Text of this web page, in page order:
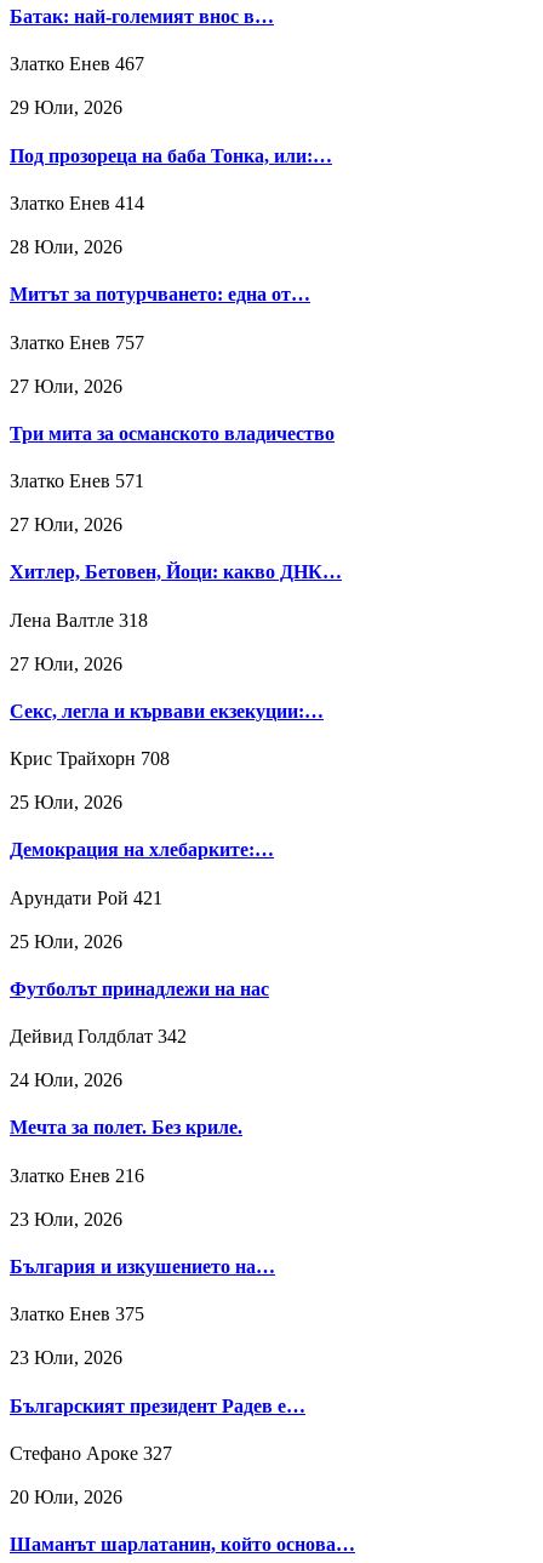
Батак: най-големият внос в…
Златко Енев 467
29 Юли, 2026
Под прозореца на баба Тонка, или:…
Златко Енев 414
28 Юли, 2026
Митът за потурчването: една от…
Златко Енев 757
27 Юли, 2026
Три мита за османското владичество
Златко Енев 571
27 Юли, 2026
Хитлер, Бетовен, Йоци: какво ДНК…
Лена Валтле 318
27 Юли, 2026
Секс, легла и кървави екзекуции:…
Крис Трайхорн 708
25 Юли, 2026
Демокрация на хлебарките:…
Арундати Рой 421
25 Юли, 2026
Футболът принадлежи на нас
Дейвид Голдблат 342
24 Юли, 2026
Мечта за полет. Без криле.
Златко Енев 216
23 Юли, 2026
България и изкушението на…
Златко Енев 375
23 Юли, 2026
Българският президент Радев е…
Стефано Ароке 327
20 Юли, 2026
Шаманът шарлатанин, който основа…